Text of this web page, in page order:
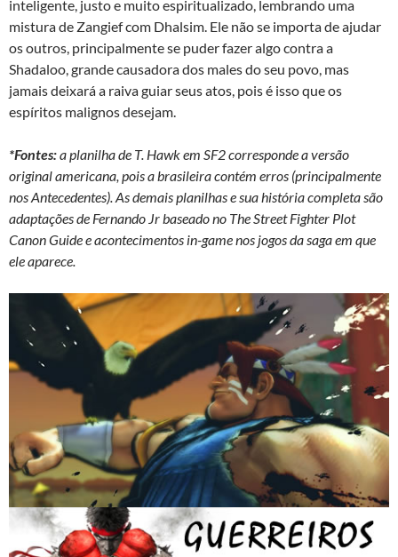
inteligente, justo e muito espiritualizado, lembrando uma
mistura de Zangief com Dhalsim. Ele não se importa de ajudar
os outros, principalmente se puder fazer algo contra a
Shadaloo, grande causadora dos males do seu povo, mas
jamais deixará a raiva guiar seus atos, pois é isso que os
espíritos malignos desejam.
*Fontes:a planilha de T. Hawk em SF2 corresponde a versão
original americana, pois a brasileira contém erros (principalmente
nos Antecedentes). As demais planilhas e sua história completa são
adaptações de Fernando Jr baseado no The Street Fighter Plot
Canon Guide e acontecimentos in-game nos jogos da saga em que
ele aparece.